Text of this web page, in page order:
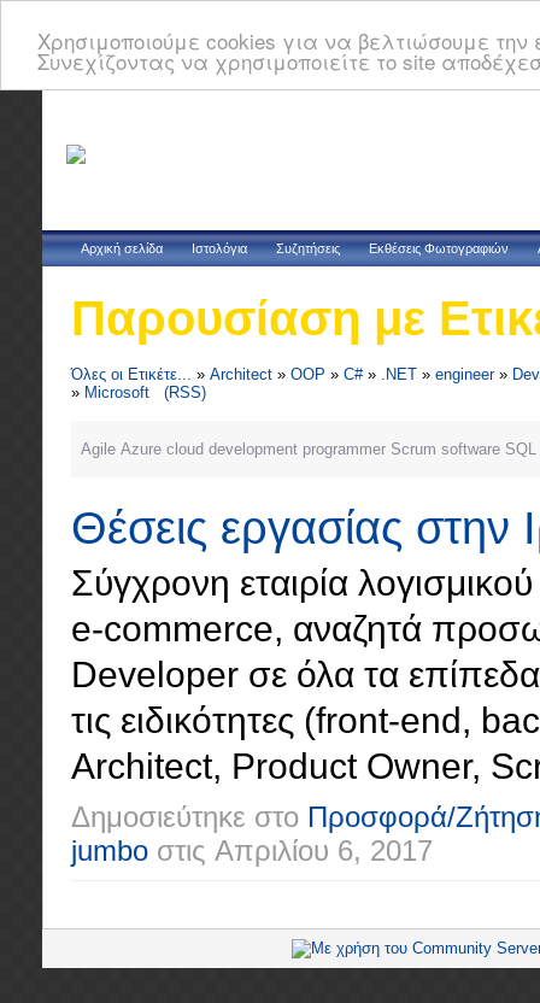
Χρησιμοποιούμε cookies για να βελτιώσουμε
Συνεχίζοντας να χρησιμοποιείτε το site
Αρχική σελίδα Ιστολόγια Συζητήσεις Εκθέσεις Φωτογραφιών
Παρουσίαση με
Όλες οι Ετικέτε... » Architect » OOP » C#» .NET » engineer»
» Microsoft (RSS)
Agile Azure cloud development programmer Scrum software
Θέσεις εργασίας στην
Σύγχρονη εταιρία
e-commerce, αναζητά
Developer σε όλα τα
τις ειδικότητες (front-end,
Architect, Product Owner,
Δημοσιεύτηκε στο Προσφορά/
jumbo στις Απριλίου 6, 2017